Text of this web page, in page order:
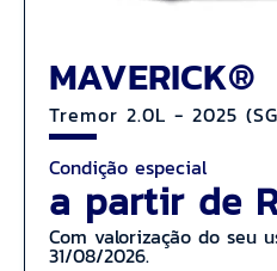
MAVERICK®
Tremor 2.0L - 2025
Condição especial
a partir de
Com valorização do seu
31/08/2026.